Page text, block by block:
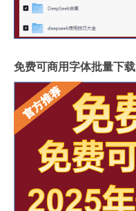
免费可商用字体批量下载